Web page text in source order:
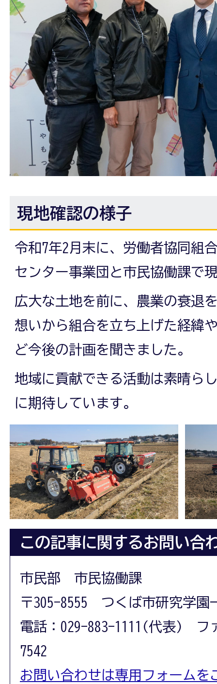
現地確認の様子
令和7年2月末に、労働者協同組
センター事業団と市民協働課で
広大な土地を前に、農業の衰退
想いから組合を立ち上げた経緯
ど今後の計画を聞きました。
地域に貢献できる活動は素晴ら
に期待しています。
この記事に関するお問い合
市民部 市民協働課
〒305-8555 つくば市研究学園
電話：029-883-1111(代表) フ
7542
お問い合わせは専用フォームを